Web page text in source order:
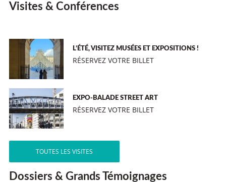
Visites & Conférences
L’ÉTÉ, VISITEZ MUSÉES ET EXPOSITIONS !
RÉSERVEZ VOTRE BILLET
EXPO-BALADE STREET ART
RÉSERVEZ VOTRE BILLET
TOUTES LES VISITES
Dossiers & Grands Témoignages